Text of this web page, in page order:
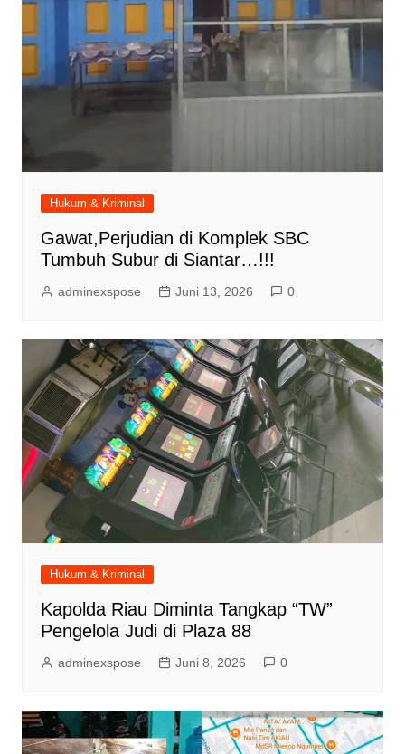
Hukum & Kriminal
Gawat,Perjudian di Komplek SBC
Tumbuh Subur di Siantar…!!!
adminexspose Juni 13, 2026 0
Hukum & Kriminal
Kapolda Riau Diminta Tangkap “TW”
Pengelola Judi di Plaza 88
adminexspose Juni 8, 2026 0